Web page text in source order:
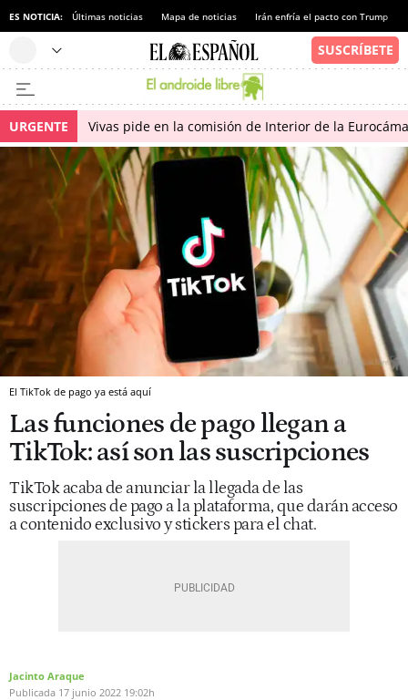
ES NOTICIA: Últimas noticias Mapa de noticias Irán enfría el pacto con Trump
URGENTE Vivas pide en la comisión de Interior de la
El TikTok de pago ya está aquí
Las funciones de pago llegan a
TikTok: así son las suscripciones
TikTok acaba de anunciar la llegada de las
suscripciones de pago a la plataforma, que darán acceso
a contenido exclusivo y stickers para el chat.
Jacinto Araque
Publicada 17 junio 2022 19:02h